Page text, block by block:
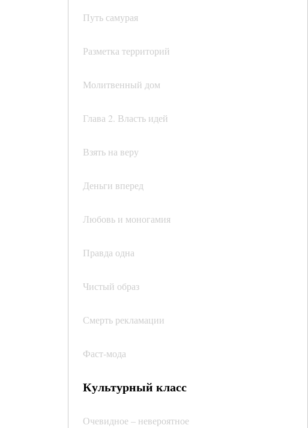
Путь самурая
Разметка территорий
Молитвенный дом
Глава 2. Власть идей
Взять на веру
Деньги вперед
Любовь и моногамия
Правда одна
Чистый образ
Смерть рекламации
Фаст-мода
Культурный класс
Очевидное – невероятное